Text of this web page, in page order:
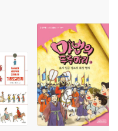
민족
작전
전
기적